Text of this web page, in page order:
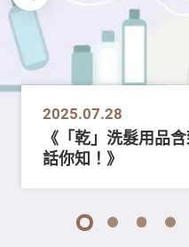
2025.07.28
《「乾」洗髮用品
話你知！》
1 2 3 4